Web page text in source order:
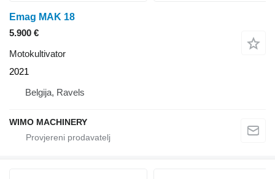
Emag MAK 18
5.900 €
Motokultivator
2021
Belgija, Ravels
WIMO MACHINERY